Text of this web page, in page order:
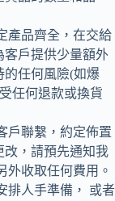
產品齊全，在交給
客戶提供少量額外
的任何風險(如爆
任何退款或換貨
戶聯繫，約定佈置
改，請預先通知我
外收取任何費用。
排人手準備， 或者